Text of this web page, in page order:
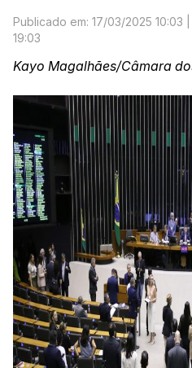
Publicado em: 17/03/2025 10:03
19:03
Kayo Magalhães/Câmara